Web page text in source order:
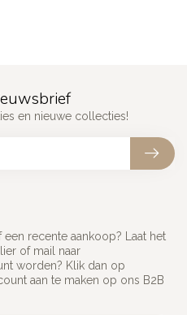
recente aankoop? Laat het
of mail naar
worden? Klik dan op
aan te maken op ons B2B
en nieuwe collecties!